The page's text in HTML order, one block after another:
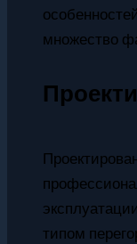
множество
типом